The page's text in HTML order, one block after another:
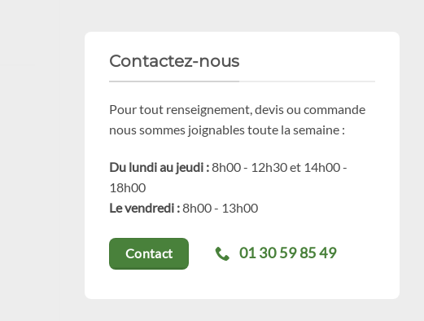
Contactez-nous
Pour tout renseignement, devis ou commande
nous sommes joignables toute la semaine :
Du lundi au jeudi :8h00 - 12h30 et 14h00 -
18h00
Le vendredi :8h00 - 13h00
Contact 01 30 59 85 49